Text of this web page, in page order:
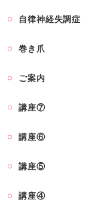
自律神経失調症
巻き爪
ご案内
講座⑦
講座⑥
講座⑤
講座④